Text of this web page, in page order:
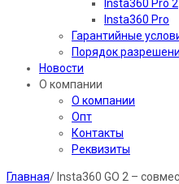
Insta360 Pro 2
Insta360 Pro
Гарантийные
Порядок
Новости
О компании
О компании
Опт
Контакты
Реквизиты
Главная/ Insta360 GO 2 –